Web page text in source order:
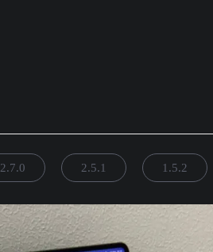
2.7.0 2.5.1 1.5.2